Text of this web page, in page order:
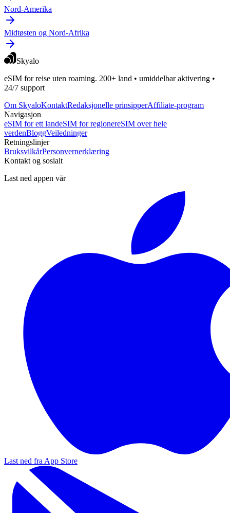
Nord-Amerika
Midtøsten og Nord-Afrika
Skyalo
eSIM for reise uten roaming. 200+ land • umiddelbar aktivering •
24/7 support
Om SkyaloKontaktRedaksjonelle prinsipperAffiliate-program
Navigasjon
eSIM for ett landeSIM for regionereSIM over hele
verdenBloggVeiledninger
Retningslinjer
BruksvilkårPersonvernerklæring
Kontakt og sosialt
Last ned appen vår
Last ned fra App Store